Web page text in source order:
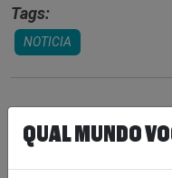
Tags:
NOTICIA
QUAL MUNDO